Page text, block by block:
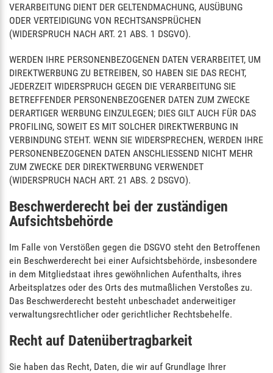
VERARBEITUNG DIENT DER GELTENDMACHUNG, AUSÜBUNG
ODER VERTEIDIGUNG VON RECHTSANSPRÜCHEN
(WIDERSPRUCH NACH ART. 21 ABS. 1 DSGVO).
WERDEN IHRE PERSONENBEZOGENEN DATEN VERARBEITET, UM
DIREKTWERBUNG ZU BETREIBEN, SO HABEN SIE DAS RECHT,
JEDERZEIT WIDERSPRUCH GEGEN DIE VERARBEITUNG SIE
BETREFFENDER PERSONENBEZOGENER DATEN ZUM ZWECKE
DERARTIGER WERBUNG EINZULEGEN; DIES GILT AUCH FÜR DAS
PROFILING, SOWEIT ES MIT SOLCHER DIREKTWERBUNG IN
VERBINDUNG STEHT. WENN SIE WIDERSPRECHEN, WERDEN IHRE
PERSONENBEZOGENEN DATEN ANSCHLIESSEND NICHT MEHR
ZUM ZWECKE DER DIREKTWERBUNG VERWENDET
(WIDERSPRUCH NACH ART. 21 ABS. 2 DSGVO).
Beschwerde­recht bei der zuständigen
Aufsichts­behörde
Im Falle von Verstößen gegen die DSGVO steht den Betroffenen
ein Beschwerderecht bei einer Aufsichtsbehörde, insbesondere
in dem Mitgliedstaat ihres gewöhnlichen Aufenthalts, ihres
Arbeitsplatzes oder des Orts des mutmaßlichen Verstoßes zu.
Das Beschwerderecht besteht unbeschadet anderweitiger
verwaltungsrechtlicher oder gerichtlicher Rechtsbehelfe.
Recht auf Daten­übertrag­barkeit
Sie haben das Recht, Daten, die wir auf Grundlage Ihrer